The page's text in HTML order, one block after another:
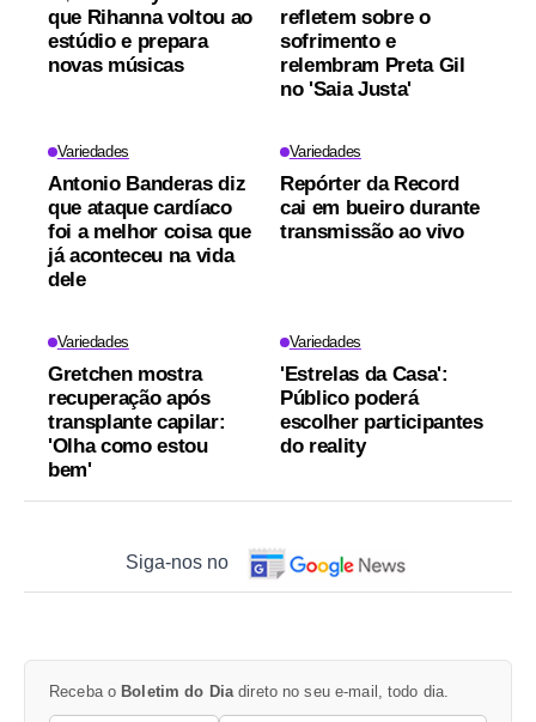
que Rihanna voltou ao
estúdio e prepara
novas músicas
refletem sobre o
sofrimento e
relembram Preta Gil
no 'Saia Justa'
Variedades
Antonio Banderas diz
que ataque cardíaco
foi a melhor coisa que
já aconteceu na vida
dele
Variedades
Repórter da Record
cai em bueiro durante
transmissão ao vivo
Variedades
Gretchen mostra
recuperação após
transplante capilar:
'Olha como estou
bem'
Variedades
'Estrelas da Casa':
Público poderá
escolher participantes
do reality
Siga-nos no
Receba o Boletim do Diadireto no seu e-mail, todo dia.